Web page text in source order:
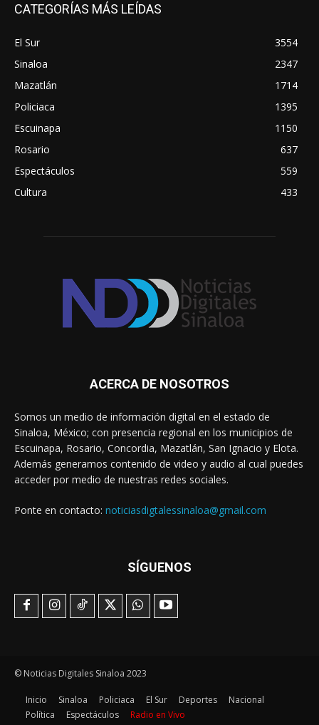
CATEGORÍAS MÁS LEÍDAS
El Sur
3554
Sinaloa
2347
Mazatlán
1714
Policiaca
1395
Escuinapa
1150
Rosario
637
Espectáculos
559
Cultura
433
ACERCA DE NOSOTROS
Somos un medio de información digital en el estado de
Sinaloa, México; con presencia regional en los municipios de
Escuinapa, Rosario, Concordia, Mazatlán, San Ignacio y Elota.
Además generamos contenido de video y audio al cual puedes
acceder por medio de nuestras redes sociales.
Ponte en contacto: noticiasdigtalessinaloa@gmail.com
SÍGUENOS
© Noticias Digitales Sinaloa 2023
Inicio Sinaloa Policiaca El Sur Deportes
Nacional
Política
Espectáculos Radio en Vivo